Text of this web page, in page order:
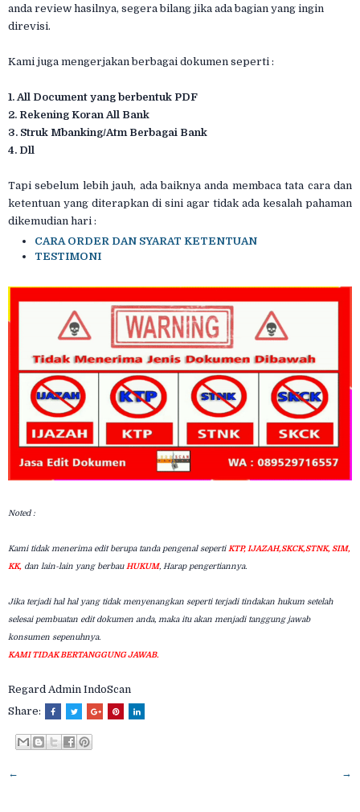
anda review hasilnya, segera bilang jika ada bagian yang ingin
direvisi.
Kami juga mengerjakan berbagai dokumen seperti :
1. All Document yang berbentuk PDF
2. Rekening Koran All Bank
3. Struk Mbanking/Atm Berbagai Bank
4. Dll
Tapi sebelum lebih jauh, ada baiknya anda membaca tata cara dan
ketentuan yang diterapkan di sini agar tidak ada kesalah pahaman
dikemudian hari :
CARA ORDER DAN SYARAT KETENTUAN
TESTIMONI
Noted :
Kami tidak menerima edit berupa tanda pengenal seperti KTP, IJAZAH,SKCK,STNK, SIM,
KK, dan lain-lain yang berbau HUKUM, Harap pengertiannya.
Jika terjadi hal hal yang tidak menyenangkan seperti terjadi tindakan hukum setelah
selesai pembuatan edit dokumen anda, maka itu akan menjadi tanggung jawab
konsumen sepenuhnya.
KAMI TIDAK BERTANGGUNG JAWAB.
Regard Admin IndoScan
Share:
← →